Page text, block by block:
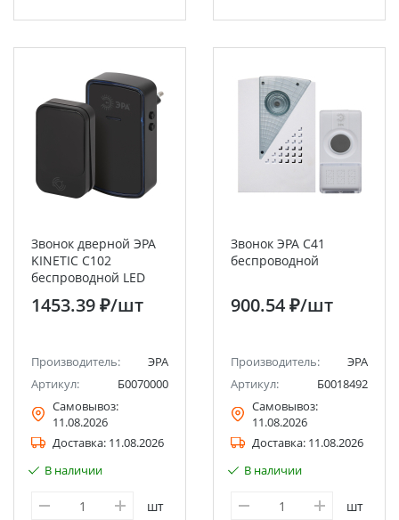
Звонок дверной ЭРА
KINETIC C102
беспроводной LED
подсветка от сети
чёрный 38 мелодий
1453.39 ₽/шт
Производитель:
ЭРА
Артикул:
Б0070000
Самовывоз:
11.08.2026
Доставка: 11.08.2026
В наличии
шт
Звонок ЭРА C41
беспроводной
900.54 ₽/шт
Производитель:
ЭРА
Артикул:
Б0018492
Самовывоз:
11.08.2026
Доставка: 11.08.2026
В наличии
шт